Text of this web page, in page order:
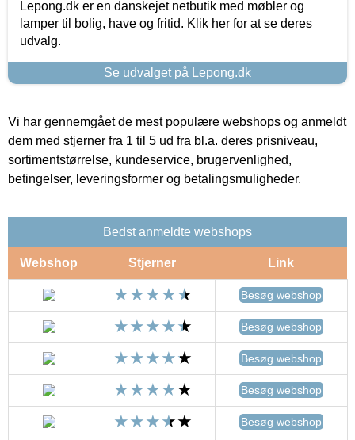
Lepong.dk er en danskejet netbutik med møbler og
lamper til bolig, have og fritid. Klik her for at se deres
udvalg.
Se udvalget på Lepong.dk
Vi har gennemgået de mest populære webshops og anmeldt
dem med stjerner fra 1 til 5 ud fra bl.a. deres prisniveau,
sortimentstørrelse, kundeservice, brugervenlighed,
betingelser, leveringsformer og betalingsmuligheder.
Bedst anmeldte webshops
Webshop Stjerner Link
Besøg webshop
Besøg webshop
Besøg webshop
Besøg webshop
Besøg webshop